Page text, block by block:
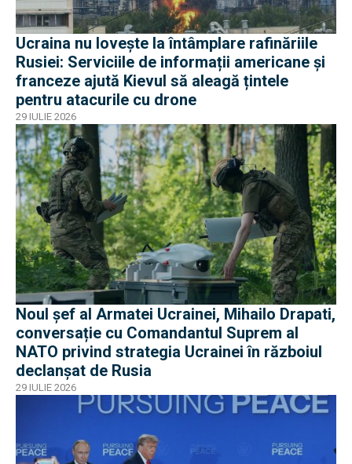
Ucraina nu lovește la întâmplare rafinăriile
Rusiei: Serviciile de informații americane și
franceze ajută Kievul să aleagă țintele
pentru atacurile cu drone
29 IULIE 2026
Noul șef al Armatei Ucrainei, Mihailo Drapati,
conversație cu Comandantul Suprem al
NATO privind strategia Ucrainei în războiul
declanșat de Rusia
29 IULIE 2026